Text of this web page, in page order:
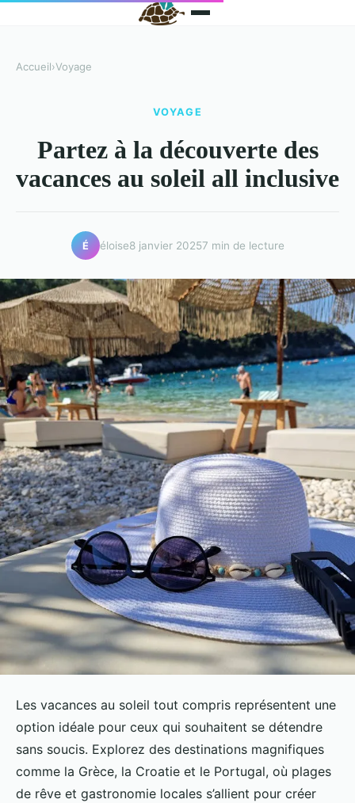
Accueil›Voyage
VOYAGE
Partez à la découverte des
vacances au soleil all inclusive
É éloise8 janvier 20257 min de lecture
Les vacances au soleil tout compris représentent une
option idéale pour ceux qui souhaitent se détendre
sans soucis. Explorez des destinations magnifiques
comme la Grèce, la Croatie et le Portugal, où plages
de rêve et gastronomie locales s’allient pour créer